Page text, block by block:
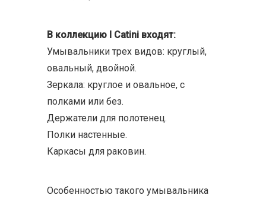
В коллекцию I Catini входят:
Умывальники трех видов: круглый,
овальный, двойной.
Зеркала: круглое и овальное, с
полками или без.
Держатели для полотенец.
Полки настенные.
Каркасы для раковин.
Особенностью такого умывальника